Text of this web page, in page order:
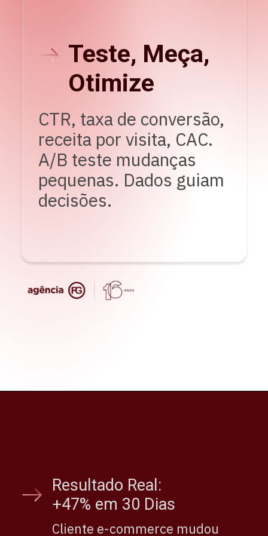
CTR, taxa de conversão,
receita por visita, CAC.
A/B teste mudanças
pequenas. Dados guiam
decisões.
Teste, Meça,
Otimize
Cliente e-commerce mudou
Resultado Real:
+47% em 30 Dias